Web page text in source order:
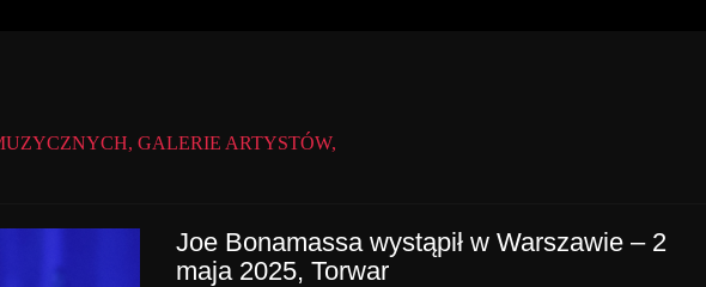
GALERIE ARTYSTÓW,
Joe Bonamassa wystąpił w Warszawie – 2
maja 2025, Torwar